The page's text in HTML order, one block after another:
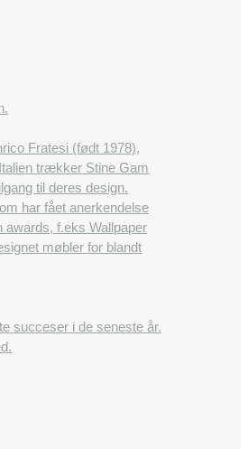
Fratesi (født 1978),
trækker Stine Gam
til deres design.
har fået anerkendelse
awards, f.eks Wallpaper
møbler for blandt
succeser i de seneste år.